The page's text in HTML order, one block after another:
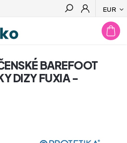
EUR
Hľadať
BAREFOOT
DIZY FUXIA -